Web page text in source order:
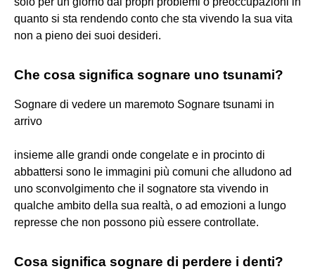
quanto si sta rendendo conto che sta vivendo la sua vita
non a pieno dei suoi desideri.
Che cosa significa sognare uno tsunami?
Sognare di vedere un maremoto Sognare tsunami in
arrivo
insieme alle grandi onde congelate e in procinto di
abbattersi sono le immagini più comuni che alludono ad
uno sconvolgimento che il sognatore sta vivendo in
qualche ambito della sua realtà, o ad emozioni a lungo
represse che non possono più essere controllate.
Cosa significa sognare di perdere i denti?